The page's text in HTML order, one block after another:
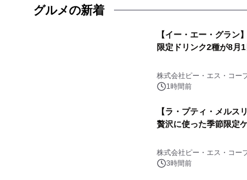
グルメの新着
【イー・エー・グラン
限定ドリンク2種が8月
株式会社ピー・エス・コー
1時間前
【ラ・プティ・メルス
贅沢に使った季節限定
株式会社ピー・エス・コー
3時間前